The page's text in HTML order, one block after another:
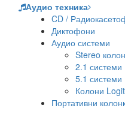
Аудио техника
CD /
Диктофони
Аудио системи
Stereo
2.1 системи
5.1 системи
Колони
Портативни